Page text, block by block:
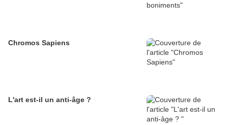
Chromos Sapiens
L'art est-il un anti-âge ?